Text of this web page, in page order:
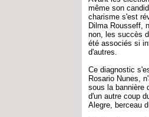
même son
charisme s'est
Dilma Rousseff,
non, les succès
été associés si
d'autres.
Ce diagnostic
Rosario Nunes,
sous la bannière
d'un autre coup
Alegre, berceau